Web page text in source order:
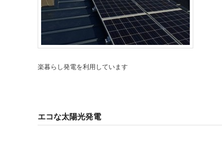
楽暮らし発電を利用しています
エコな太陽光発電